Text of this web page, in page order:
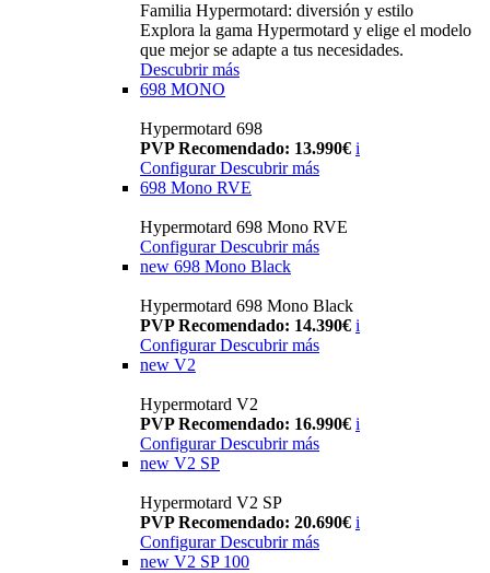
Familia Hypermotard: diversión y estilo
Explora la gama Hypermotard y elige el modelo
que mejor se adapte a tus necesidades.
Descubrir más
698 MONO
Hypermotard 698
PVP Recomendado: 13.990€ i
ConfigurarDescubrir más
698 Mono RVE
Hypermotard 698 Mono RVE
Configurar Descubrir más
new 698 Mono Black
Hypermotard 698 Mono Black
PVP Recomendado: 14.390€ i
Configurar Descubrir más
new V2
Hypermotard V2
PVP Recomendado: 16.990€ i
Configurar Descubrir más
new V2 SP
Hypermotard V2 SP
PVP Recomendado: 20.690€ i
Configurar Descubrir más
new V2 SP 100